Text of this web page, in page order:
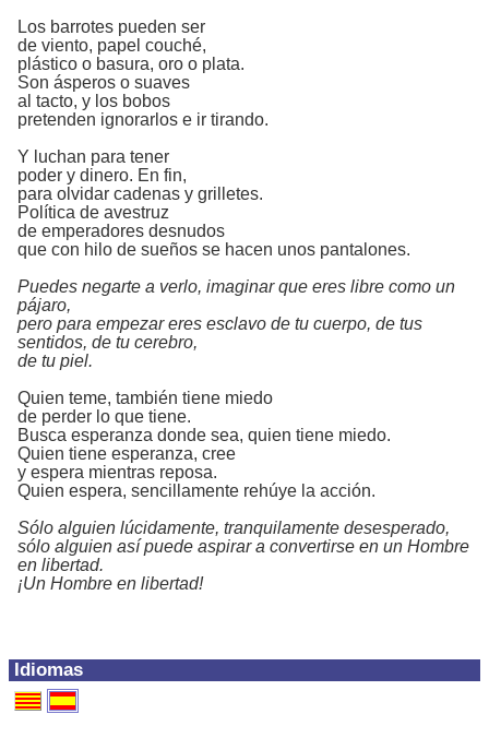
Idiomas
Los barrotes pueden ser
de viento, papel couché,
plástico o basura, oro o plata.
Son ásperos o suaves
al tacto, y los bobos
pretenden ignorarlos e ir tirando.
Y luchan para tener
poder y dinero. En fin,
para olvidar cadenas y grilletes.
Política de avestruz
de emperadores desnudos
que con hilo de sueños se hacen unos pantalones.
Puedes negarte a verlo, imaginar que eres libre como un
pájaro,
pero para empezar eres esclavo de tu cuerpo, de tus
sentidos, de tu cerebro,
de tu piel.
Quien teme, también tiene miedo
de perder lo que tiene.
Busca esperanza donde sea, quien tiene miedo.
Quien tiene esperanza, cree
y espera mientras reposa.
Quien espera, sencillamente rehúye la acción.
Sólo alguien lúcidamente, tranquilamente desesperado,
sólo alguien así puede aspirar a convertirse en un Hombre
en libertad.
¡Un Hombre en libertad!